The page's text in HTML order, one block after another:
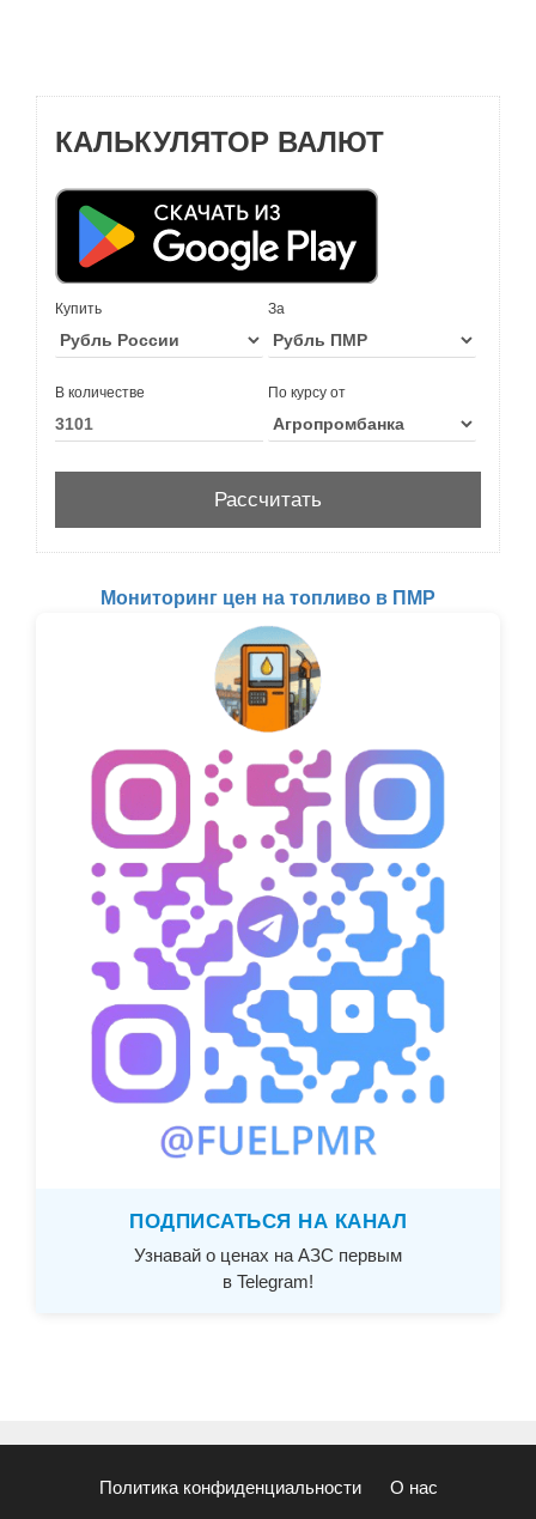
КАЛЬКУЛЯТОР ВАЛЮТ
Купить За
В количестве По курсу от
Мониторинг цен на топливо в ПМР
ПОДПИСАТЬСЯ НА КАНАЛ
Узнавай о ценах на АЗС первым
в Telegram!
Политика конфиденциальности О нас